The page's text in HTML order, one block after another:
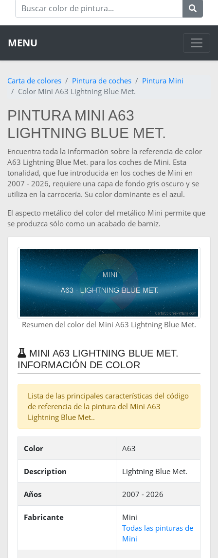
MENU
Carta de colores Pintura de coches
Pintura Mini
Color Mini A63 Lightning Blue Met.
PINTURA MINI A63
LIGHTNING BLUE MET.
Encuentra toda la información sobre la referencia de color
A63 Lightning Blue Met. para los coches de Mini. Esta
tonalidad, que fue introducida en los coches de Mini en
2007 - 2026, requiere una capa de fondo gris oscuro y se
utiliza en la carrocería. Su color dominante es el azul.
El aspecto metálico del color del metálico Mini permite que
se produzca sólo como un acabado de barniz.
Resumen del color del Mini A63 Lightning Blue Met.
MINI A63 LIGHTNING BLUE MET.
INFORMACIÓN DE COLOR
Lista de las principales características del código
de referencia de la pintura del Mini A63
Lightning Blue Met..
Color A63
Description Lightning Blue Met.
Años 2007 - 2026
Fabricante
Mini
Todas las pinturas de
Mini